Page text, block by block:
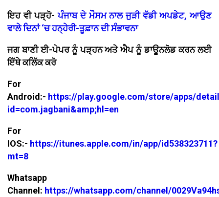
ਇਹ ਵੀ ਪੜ੍ਹੋ-ਪੰਜਾਬ ਦੇ ਮੌਸਮ ਨਾਲ ਜੁੜੀ ਵੱਡੀ ਅਪਡੇਟ, ਆਉਣ
ਵਾਲੇ ਦਿਨਾਂ ‘ਚ ਹਨ੍ਹੇਰੀ-ਤੂਫ਼ਾਨ ਦੀ ਸੰਭਾਵਨਾ
ਜਗ ਬਾਣੀ ਈ-ਪੇਪਰ ਨੂੰ ਪੜ੍ਹਨ ਅਤੇ ਐਪ ਨੂੰ ਡਾਊਨਲੋਡ ਕਰਨ ਲਈ
ਇੱਥੇ ਕਲਿੱਕ ਕਰੋ
For
Android:- https://play.google.com/store/apps/
id=com.jagbani&amp;hl=en
For
IOS:- https://itunes.apple.com/in/app/id538323711?
mt=8
Whatsapp
Channel: https://whatsapp.com/channel/